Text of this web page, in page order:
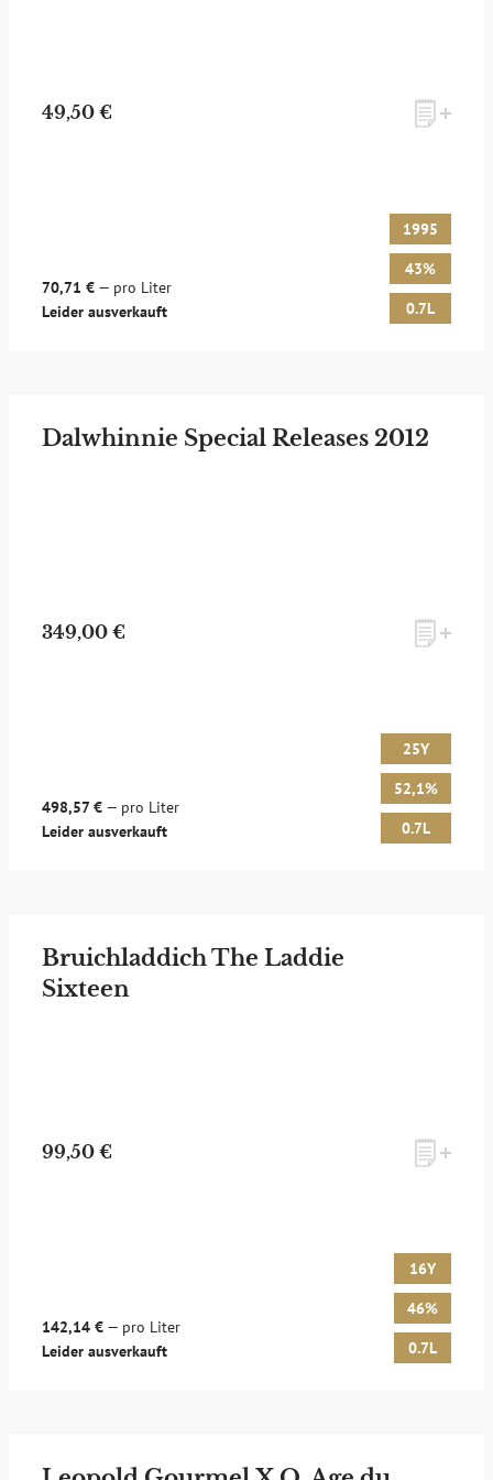
49,50 €
70,71 € — pro Liter
Leider ausverkauft
1995
43%
0.7L
Dalwhinnie Special Releases 2012
349,00 €
498,57 € — pro Liter
Leider ausverkauft
25Y
52,1%
0.7L
Bruichladdich The Laddie
Sixteen
99,50 €
142,14 € — pro Liter
Leider ausverkauft
16Y
46%
0.7L